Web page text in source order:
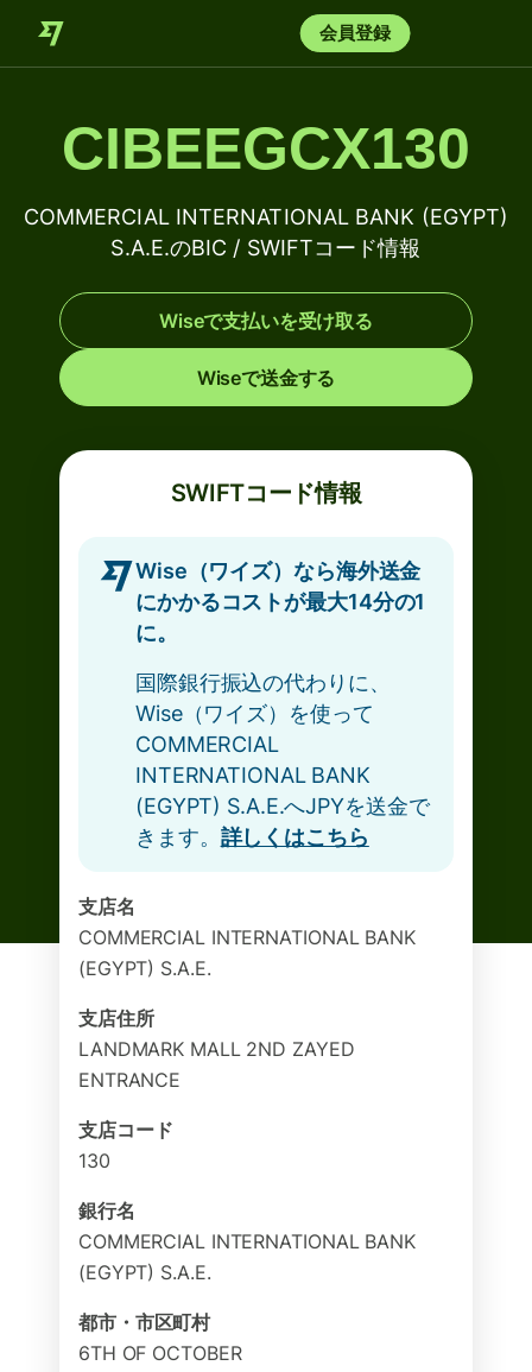
会員登録
CIBEEGCX130
COMMERCIAL INTERNATIONAL BANK (EGYPT)
S.A.E.のBIC / SWIFTコード情報
Wiseで支払いを受け取る
Wiseで送金する
SWIFTコード情報
Wise（ワイズ）なら海外送金
にかかるコストが最大14分の1
に。
国際銀行振込の代わりに、
Wise（ワイズ）を使って
COMMERCIAL
INTERNATIONAL BANK
(EGYPT) S.A.E.へJPYを送金で
きます。 詳しくはこちら
支店名
COMMERCIAL INTERNATIONAL BANK
(EGYPT) S.A.E.
支店住所
LANDMARK MALL 2ND ZAYED
ENTRANCE
支店コード
130
銀行名
COMMERCIAL INTERNATIONAL BANK
(EGYPT) S.A.E.
都市・市区町村
6TH OF OCTOBER